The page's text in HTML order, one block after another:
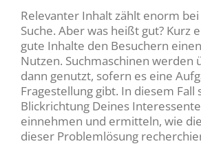
Relevanter Inhalt zählt enorm
Suche. Aber was heißt gut? Kurz
gute Inhalte den Besuchern
Nutzen. Suchmaschinen werden
dann genutzt, sofern es eine
Fragestellung gibt. In diesem Fall
Blickrichtung Deines
einnehmen und ermitteln, wie
dieser Problemlösung